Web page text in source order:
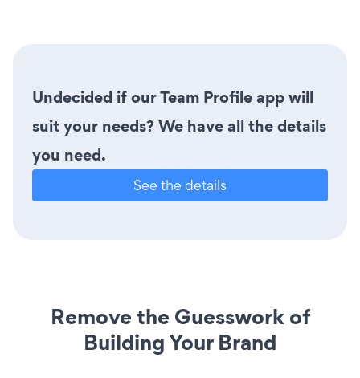
Undecided if our Team Profile app will
suit your needs? We have all the details
you need.
See the details
Remove the Guesswork of
Building Your Brand